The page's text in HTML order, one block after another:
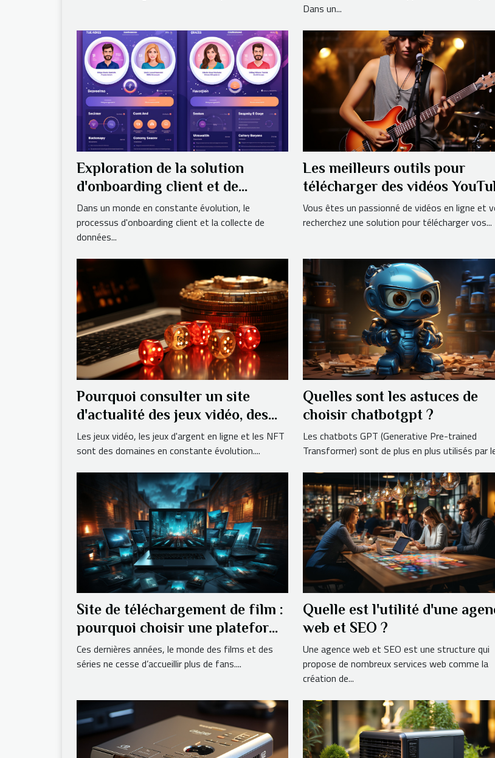
Dans un...
Exploration de la solution
d'onboarding client et de
collecte de données
Dans un monde en constante évolution, le
processus d'onboarding client et la collecte de
données...
Les meilleurs outils pour
télécharger des vidéos
Vous êtes un passionné de vidéos en ligne et
recherchez une solution pour télécharger vos...
Pourquoi consulter un site
d'actualité des jeux vidéo, des
jeux d'argent en ligne et des
NFT ?
Les jeux vidéo, les jeux d'argent en ligne et les NFT
sont des domaines en constante évolution....
Quelles sont les astuces de
choisir chatbotgpt ?
Les chatbots GPT (Generative Pre-trained
Transformer) sont de plus en plus utilisés par
Site de téléchargement de film :
pourquoi choisir une plateforme
tendance ?
Ces dernières années, le monde des films et des
séries ne cesse d’accueillir plus de fans....
Quelle est l'utilité d'une
web et SEO ?
Une agence web et SEO est une structure qui
propose de nombreux services web comme la
création de...